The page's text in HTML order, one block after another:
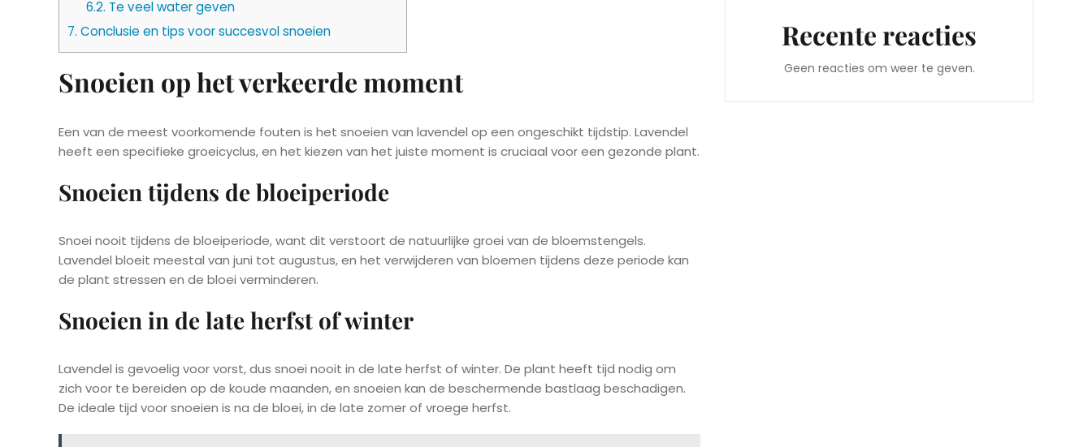
6.2. Te veel water geven
7. Conclusie en tips voor succesvol snoeien
Snoeien op het verkeerde moment
Een van de meest voorkomende fouten is het snoeien van lavendel op een ongeschikt tijdstip. Lavendel
heeft een specifieke groeicyclus, en het kiezen van het juiste moment is cruciaal voor een gezonde plant.
Snoeien tijdens de bloeiperiode
Snoei nooit tijdens de bloeiperiode, want dit verstoort de natuurlijke groei van de bloemstengels.
Lavendel bloeit meestal van juni tot augustus, en het verwijderen van bloemen tijdens deze periode kan
de plant stressen en de bloei verminderen.
Snoeien in de late herfst of winter
Lavendel is gevoelig voor vorst, dus snoei nooit in de late herfst of winter. De plant heeft tijd nodig om
zich voor te bereiden op de koude maanden, en snoeien kan de beschermende bastlaag beschadigen.
De ideale tijd voor snoeien is na de bloei, in de late zomer of vroege herfst.
Recente reacties
Geen reacties om weer te geven.